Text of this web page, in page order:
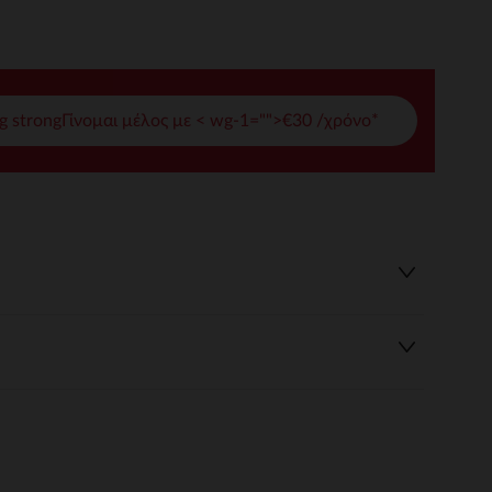
να διαχειριστείτε τις ρυθμίσεις απορρήτου,
strongΓίνομαι μέλος με < wg-1="">€30 /χρόνο*